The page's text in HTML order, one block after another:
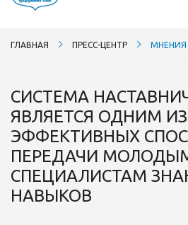
ГЛАВНАЯ ПРЕСС-ЦЕНТР МНЕНИЯ
СИСТЕМА
ЯВЛЯЕТСЯ ОДНИМ
ЭФФЕКТИВНЫХ
ПЕРЕДАЧИ
СПЕЦИАЛИСТАМ
НАВЫКОВ